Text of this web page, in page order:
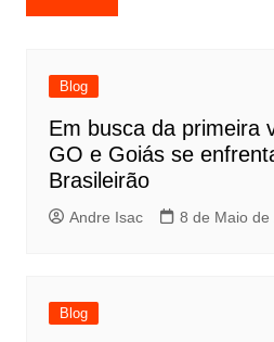
Blog
Em busca da primeira
GO e Goiás se
Brasileirão
Andre Isac 8 de Maio de
Blog